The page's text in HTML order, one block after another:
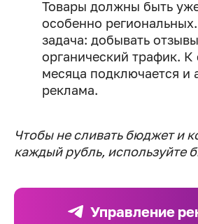
Товары должны быть
особенно
задача: добывать
органический трафик.
месяца подключается и
реклама.
Чтобы не сливать бюджет и
каждый рубль, используйте
Управление